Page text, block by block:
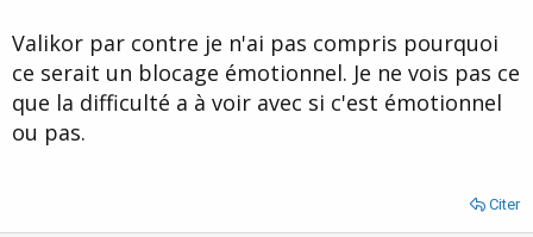
Valikor par contre je n'ai pas compris pourquoi
ce serait un blocage émotionnel. Je ne vois pas ce
que la difficulté a à voir avec si c'est émotionnel
ou pas.
Citer